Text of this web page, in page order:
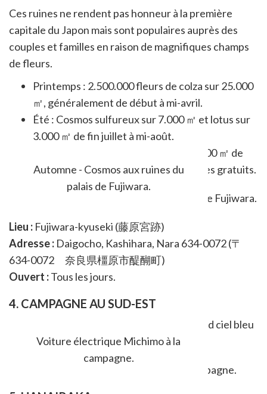
Ces ruines ne rendent pas honneur à la première
capitale du Japon mais sont populaires auprès des
couples et familles en raison de magnifiques champs
de fleurs.
Printemps : 2.500.000 fleurs de colza sur 25.000
㎡, généralement de début à mi-avril.
Été : Cosmos sulfureux sur 7.000 ㎡ et lotus sur
3.000 ㎡ de fin juillet à mi-août.
Automne : 3.000.000 cosmos sur 30.000 ㎡ de
début à fin octobre. Parking et toilettes gratuits.
Automne - Cosmos aux ruines du
palais de Fujiwara.
Lieu : Fujiwara-kyuseki (藤原宮跡)
Adresse : Daigocho, Kashihara, Nara 634-0072 (〒
634-0072 奈良県橿原市醍醐町)
Ouvert :Tous les jours.
4. CAMPAGNE AU SUD-EST
Champs, collines... Formidable avec un grand ciel bleu
Voiture électrique Michimo à la
campagne.